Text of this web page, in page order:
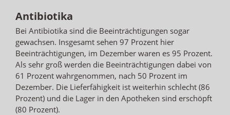
Antibiotika
Bei Antibiotika sind die Beeinträchtigungen sogar
gewachsen. Insgesamt sehen 97 Prozent hier
Beeinträchtigungen, im Dezember waren es 95 Prozent.
Als sehr groß werden die Beeinträchtigungen dabei von
61 Prozent wahrgenommen, nach 50 Prozent im
Dezember. Die Lieferfähigkeit ist weiterhin schlecht (86
Prozent) und die Lager in den Apotheken sind erschöpft
(80 Prozent).